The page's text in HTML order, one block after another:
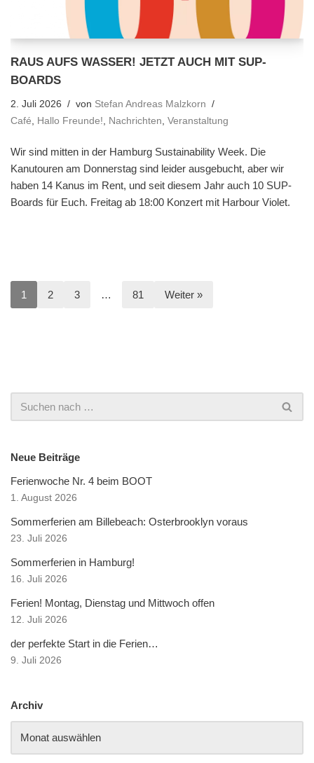
RAUS AUFS WASSER! JETZT AUCH MIT SUP-
BOARDS
2. Juli 2026 von Stefan Andreas Malzkorn
Café, Hallo Freunde!, Nachrichten, Veranstaltung
Wir sind mitten in der Hamburg Sustainability Week. Die
Kanutouren am Donnerstag sind leider ausgebucht, aber wir
haben 14 Kanus im Rent, und seit diesem Jahr auch 10 SUP-
Boards für Euch. Freitag ab 18:00 Konzert mit Harbour Violet.
1 2 3 … 81 Weiter »
Neue Beiträge
Ferienwoche Nr. 4 beim BOOT
1. August 2026
Sommerferien am Billebeach: Osterbrooklyn voraus
23. Juli 2026
Sommerferien in Hamburg!
16. Juli 2026
Ferien! Montag, Dienstag und Mittwoch offen
12. Juli 2026
der perfekte Start in die Ferien…
9. Juli 2026
Archiv